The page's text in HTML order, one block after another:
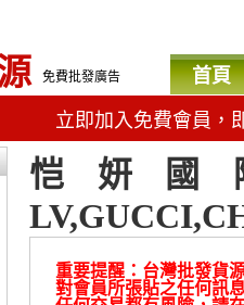
免費批發廣告 首頁
立即加入免費會員，
恺妍國際
重要提醒：台灣批發貨
對會員所張貼之任何訊